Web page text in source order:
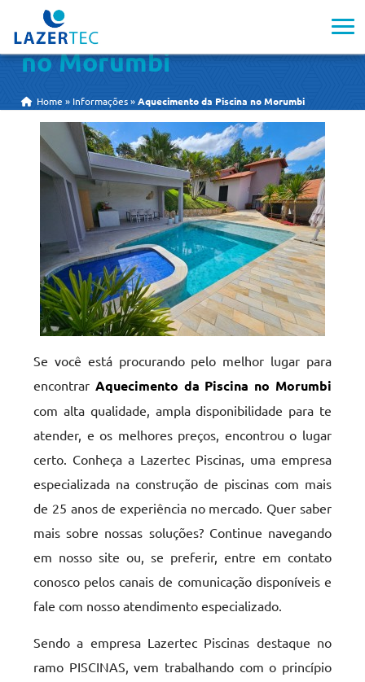
Aquecimento da Piscina
no Morumbi
Home » Informações »Aquecimento da Piscina no Morumbi
Se você está procurando pelo melhor lugar para
encontrar Aquecimento da Piscina no Morumbi
com alta qualidade, ampla disponibilidade para te
atender, e os melhores preços, encontrou o lugar
certo. Conheça a Lazertec Piscinas, uma empresa
especializada na construção de piscinas com mais
de 25 anos de experiência no mercado. Quer saber
mais sobre nossas soluções? Continue navegando
em nosso site ou, se preferir, entre em contato
conosco pelos canais de comunicação disponíveis e
fale com nosso atendimento especializado.
Sendo a empresa Lazertec Piscinas destaque no
ramo PISCINAS, vem trabalhando com o princípio